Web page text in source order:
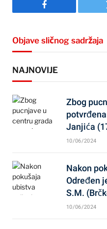
Facebook
Objave sličnog sadržaja
NAJNOVIJE
Zbog
Janjića
10/06/2024
Nakon
Određen
S.M.
10/06/2024